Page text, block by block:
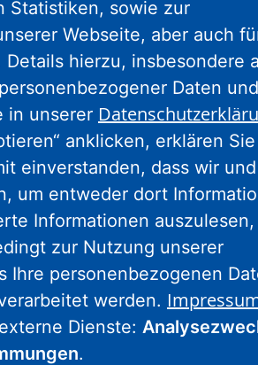
Statistiken, sowie zur
Webseite, aber auch
hierzu, insbesondere
Daten und
in unserer
anklicken, erklären Sie
einverstanden, dass wir
um entweder dort
Informationen auszulesen,
zur Nutzung unserer
Ihre personenbezogenen
werden.
Dienste:
.